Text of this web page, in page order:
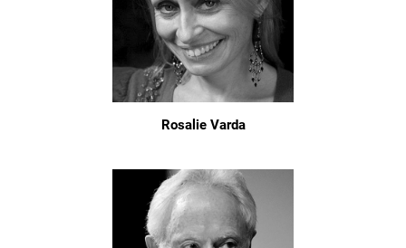
Rosalie Varda